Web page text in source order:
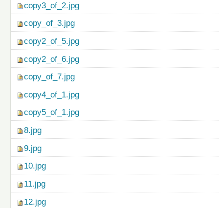
copy3_of_2.jpg
copy_of_3.jpg
copy2_of_5.jpg
copy2_of_6.jpg
copy_of_7.jpg
copy4_of_1.jpg
copy5_of_1.jpg
8.jpg
9.jpg
10.jpg
11.jpg
12.jpg